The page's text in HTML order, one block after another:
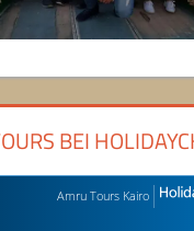
BEI
Amru Tours Kairo